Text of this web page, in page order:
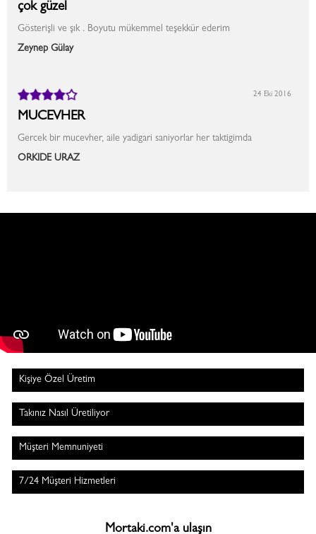
çok güzel
Gösterişli ve şık . Boyutu mükemmel teşekkür ederim
Zeynep Gülay
MUCEVHER
Gercek bir mucevher, aile yadigari saniyorlar her taktigimda
ORKIDE URAZ
24 Eki 2016
Kişiye Özel Üretim
Takınız Nasıl Üretiliyor
Müşteri Memnuniyeti
7/24 Müşteri Hizmetleri
Mortaki.com'a ulaşın